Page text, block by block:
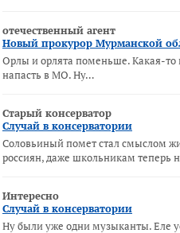
отечественный агент
Новый прокурор Мурманской
Орлы и орлята поменьше. Какая-то
напасть в МО. Ну…
Старый консерватор
Случай в консерватории
Соловьиный помет стал смыслом
россиян, даже школьникам теперь
Интересно
Случай в консерватории
Ну были уже одни музыканты. Еле